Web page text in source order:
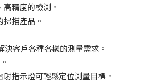
精度的檢測。
描產品。
客戶各種各樣的測量需求。
指示燈可輕鬆定位測量目標。